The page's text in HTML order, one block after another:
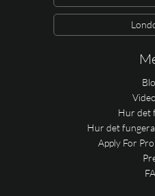
Hur det
Hur det
Apply For